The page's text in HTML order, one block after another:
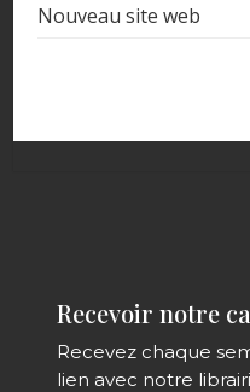
Nouveau site web
Recevoir notre
Recevez chaque
lien avec notre